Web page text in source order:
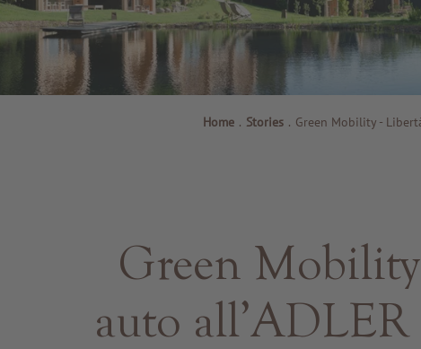
Home . Stories . Green Mobility -
Green Mobility
auto